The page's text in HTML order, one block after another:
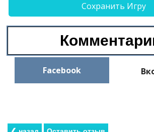
Сохранить Игру
Facebook